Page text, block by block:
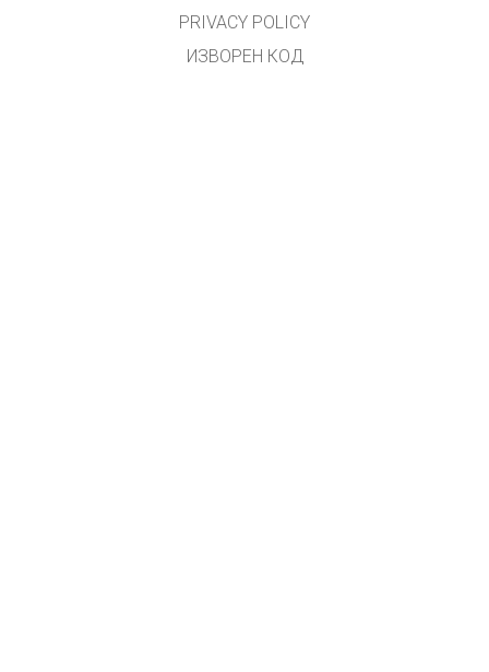
PRIVACY POLICY
ИЗВОРЕН КОД